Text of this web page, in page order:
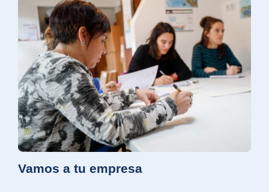
Vamos a tu empresa